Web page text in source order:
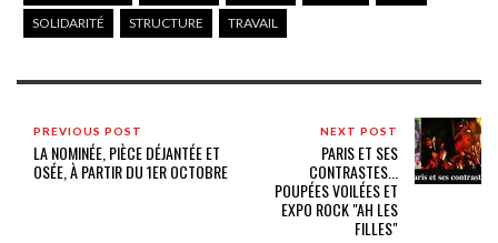
SOLIDARITÉ
STRUCTURE TRAVAIL
PREVIOUS POST
LA NOMINÉE, PIÈCE DÉJANTÉE ET
OSÉE, À PARTIR DU 1ER OCTOBRE
NEXT POST
PARIS ET SES
CONTRASTES...
POUPÉES VOILÉES ET
EXPO ROCK "AH LES
FILLES"